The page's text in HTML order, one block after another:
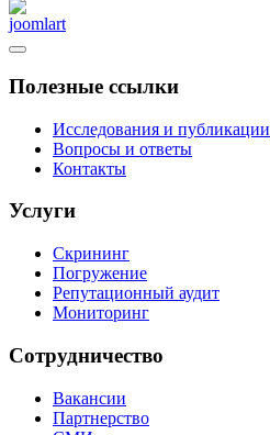
Полезные ссылки
Исследования и публикации
Вопросы и ответы
Контакты
Услуги
Скрининг
Погружение
Репутационный аудит
Мониторинг
Сотрудничество
Вакансии
Партнерство